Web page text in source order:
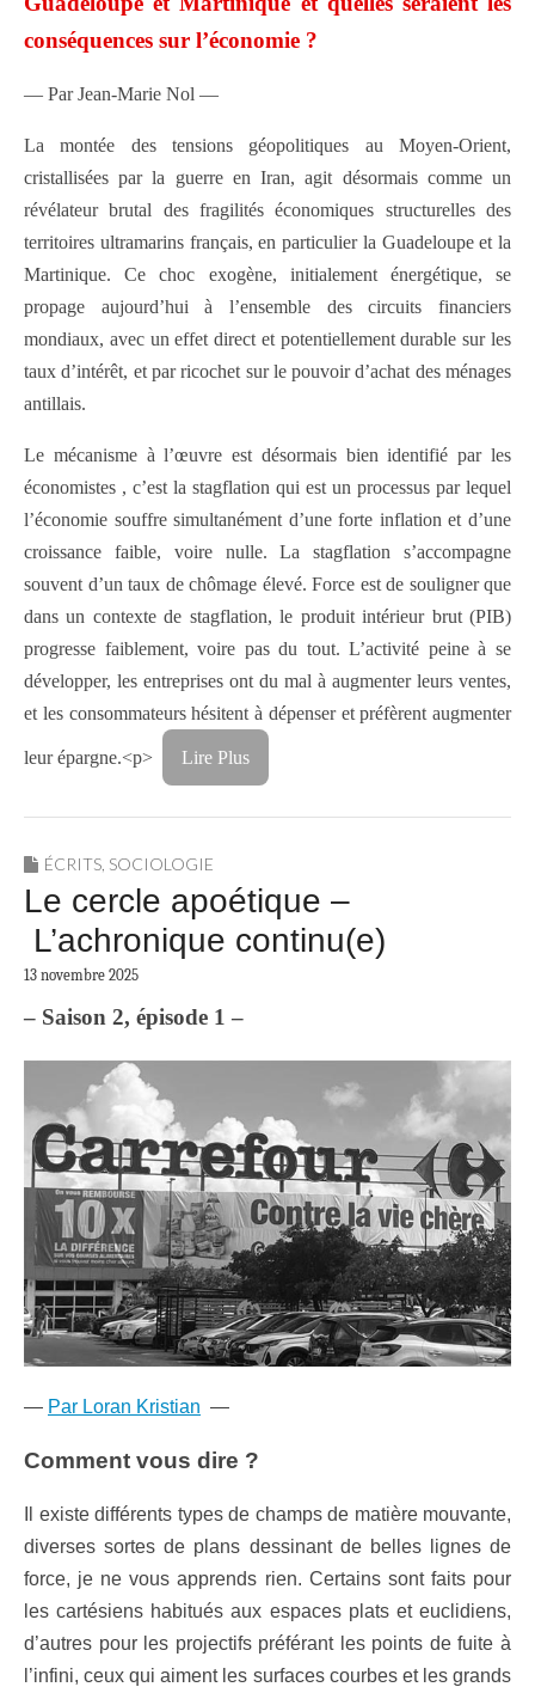
conséquences sur l’économie ?
— Par Jean-Marie Nol —
La montée des tensions géopolitiques au Moyen-Orient,
cristallisées par la guerre en Iran, agit désormais comme un
révélateur brutal des fragilités économiques structurelles des
territoires ultramarins français, en particulier la Guadeloupe et la
Martinique. Ce choc exogène, initialement énergétique, se
propage aujourd’hui à l’ensemble des circuits financiers
mondiaux, avec un effet direct et potentiellement durable sur les
taux d’intérêt, et par ricochet sur le pouvoir d’achat des ménages
antillais.
Le mécanisme à l’œuvre est désormais bien identifié par les
économistes , c’est la stagflation qui est un processus par lequel
l’économie souffre simultanément d’une forte inflation et d’une
croissance faible, voire nulle. La stagflation s’accompagne
souvent d’un taux de chômage élevé. Force est de souligner que
dans un contexte de stagflation, le produit intérieur brut (PIB)
progresse faiblement, voire pas du tout. L’activité peine à se
développer, les entreprises ont du mal à augmenter leurs ventes,
et les consommateurs hésitent à dépenser et préfèrent augmenter
leur épargne.<p> Lire Plus
ÉCRITS, SOCIOLOGIE
Le cercle apoétique –
L’achronique continu(e)
13 novembre 2025
– Saison 2, épisode 1 –
— Par Loran Kristian —
Comment vous dire ?
Il existe différents types de champs de matière mouvante,
diverses sortes de plans dessinant de belles lignes de
force, je ne vous apprends rien. Certains sont faits pour
les cartésiens habitués aux espaces plats et euclidiens,
d’autres pour les projectifs préférant les points de fuite à
l’infini, ceux qui aiment les surfaces courbes et les grands